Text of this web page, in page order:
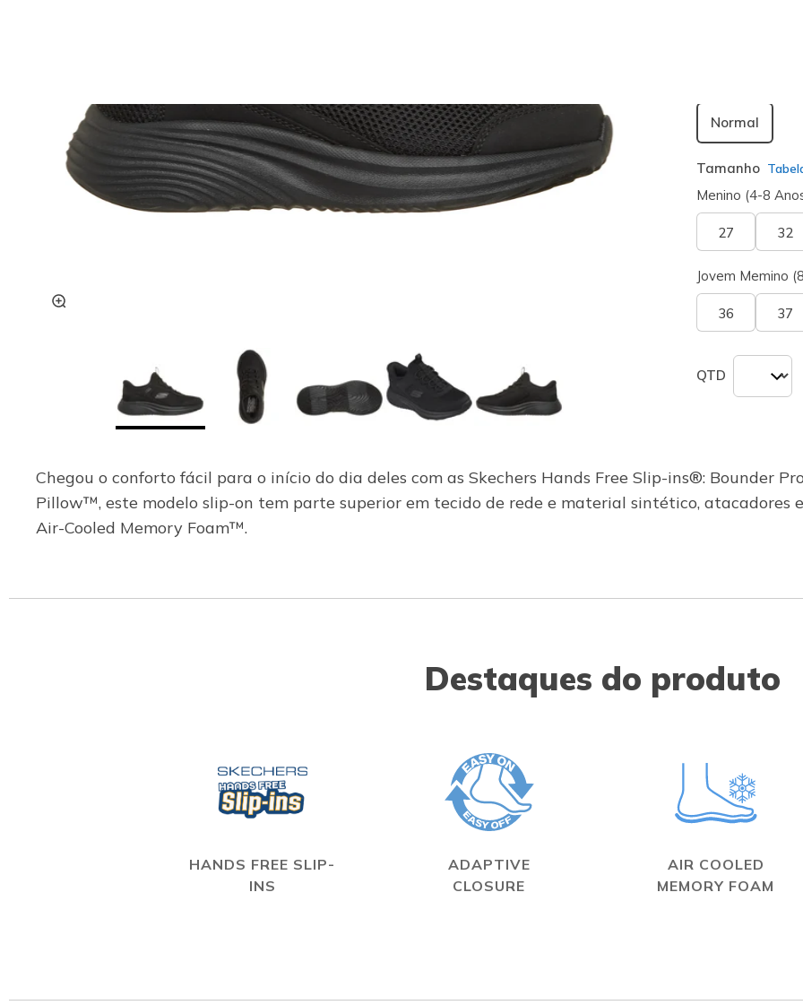
Normal
Tamanho
Menino (4-8
27 32
Jovem Memino
36 37
QTD
Chegou o conforto fácil para o início do dia deles com as Skechers Hands Free Slip-ins®: Bounder
Pillow™, este modelo slip-on tem parte superior em tecido de rede e material sintético, atacadores
Air-Cooled Memory Foam™.
Destaques do produto
HANDS FREE SLIP-
INS
ADAPTIVE
CLOSURE
AIR COOLED
MEMORY FOAM